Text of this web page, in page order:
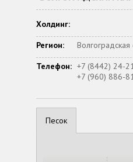
Холдинг:
Регион:
Волгоградская
Телефон: +7 (8442) 24-
+7 (960) 886-
Песок